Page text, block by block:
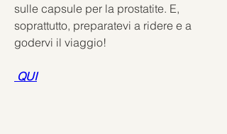
sulle capsule per la prostatite. E,
soprattutto, preparatevi a ridere e a
godervi il viaggio!
QUI